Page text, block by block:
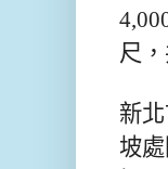
尺
新
坡